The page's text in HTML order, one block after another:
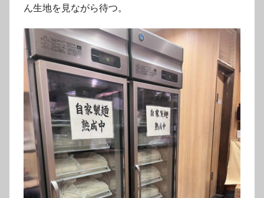
ん生地を見ながら待つ。